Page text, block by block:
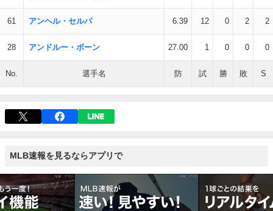
61 アンヘル・セルパ 6.39 12 0 2 2
28 アンドルー・ボーン 27.00 1 0 0 0
No. 選手名 防 試 勝 敗 S
MLB速報を見るならアプリで